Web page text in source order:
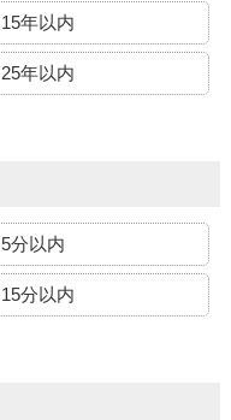
15年以内
25年以内
5分以内
15分以内